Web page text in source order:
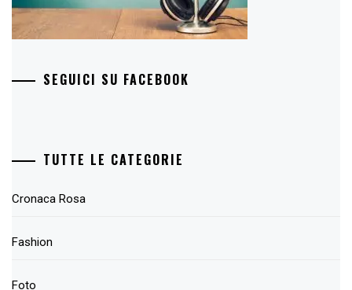
SEGUICI SU FACEBOOK
TUTTE LE CATEGORIE
Cronaca Rosa
Fashion
Foto